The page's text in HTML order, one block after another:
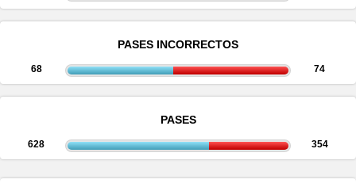
PASES INCORRECTOS
68 74
PASES
628 354